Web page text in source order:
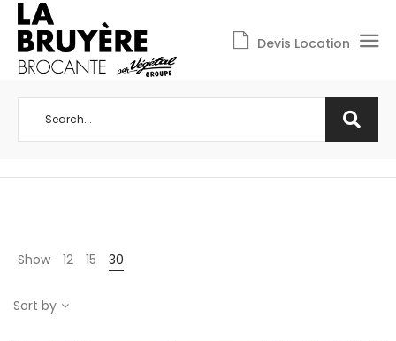
Devis Location
Show 12 15 30
Sort by